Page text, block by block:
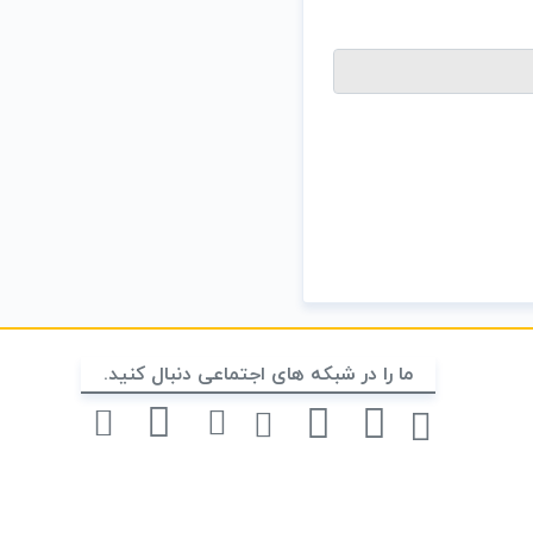
ما را در شبکه های اجتماعی دنبال کنید.